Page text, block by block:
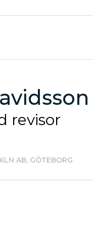
revisor
AB, GÖTEBORG